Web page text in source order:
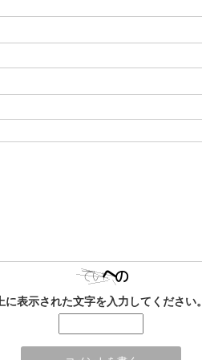
上に表示された文字を入力してください。